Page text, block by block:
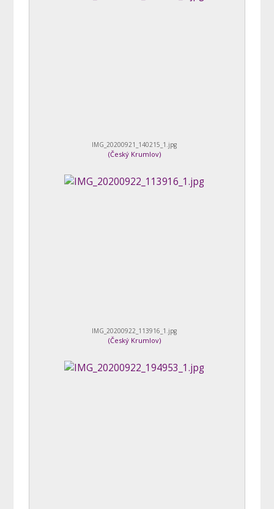
IMG_20200921_140215_1.jpg
(Český Krumlov)
IMG_20200922_113916_1.jpg
(Český Krumlov)